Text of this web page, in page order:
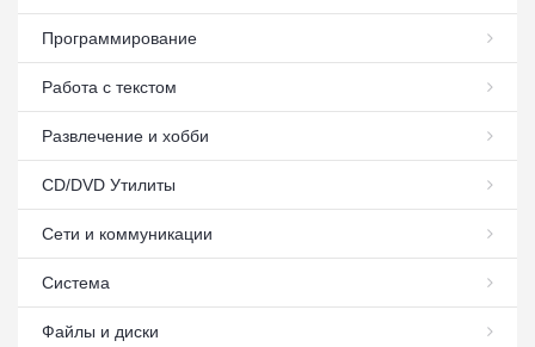
Программирование
Работа с текстом
Развлечение и хобби
СD/DVD Утилиты
Сети и коммуникации
Система
Файлы и диски